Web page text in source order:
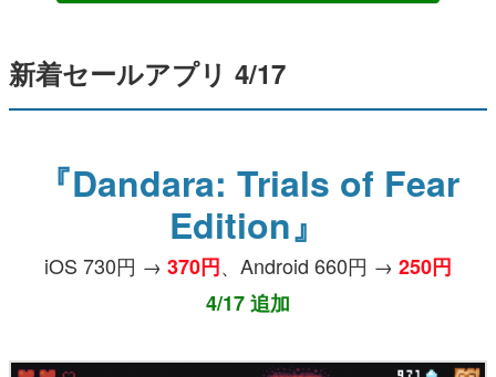
新着セールアプリ 4/17
『Dandara: Trials of Fear
Edition』
iOS 730円 → 370円、Android 660円 → 250円
4/17 追加